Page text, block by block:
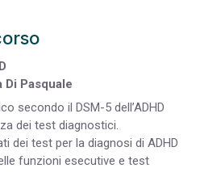
Di Pasquale
secondo il DSM-5 dell’ADHD
dei test diagnostici.
dei test per la diagnosi di ADHD
funzioni esecutive e test